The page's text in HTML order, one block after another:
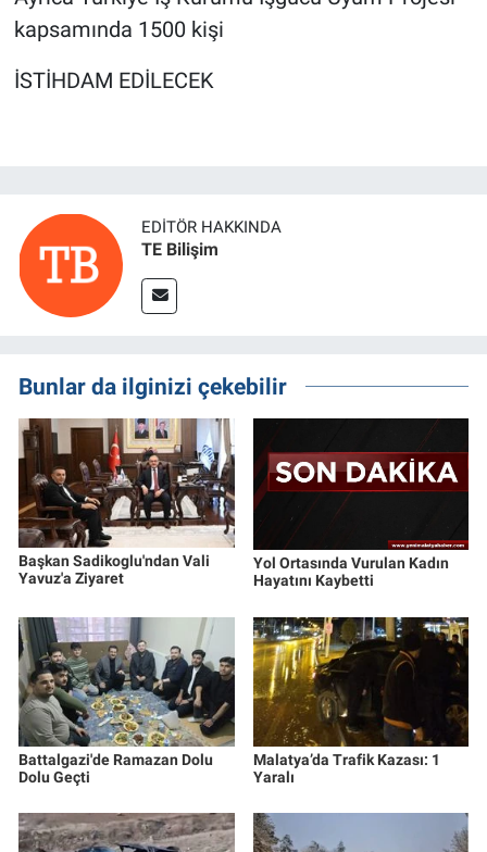
kapsamında 1500 kişi
İSTİHDAM EDİLECEK
EDITÖR HAKKINDA
TE Bilişim
Bunlar da ilginizi çekebilir
Başkan Sadikoglu'ndan Vali
Yavuz'a Ziyaret
Yol Ortasında Vurulan Kadın
Hayatını Kaybetti
Battalgazi'de Ramazan Dolu
Dolu Geçti
Malatya’da Trafik Kazası: 1
Yaralı